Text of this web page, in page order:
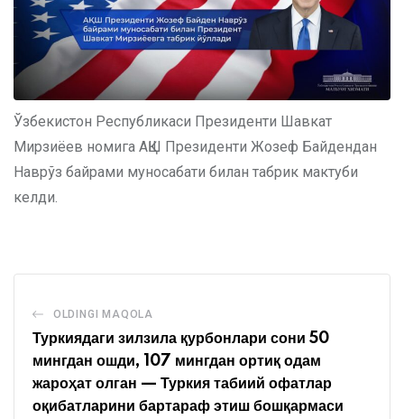
Ўзбекистон Республикаси Президенти Шавкат
Мирзиёев номига АҚШ Президенти Жозеф Байдендан
Наврўз байрами муносабати билан табрик мактуби
келди.
OLDINGI MAQOLA
Туркиядаги зилзила қурбонлари сони 50
мингдан ошди, 107 мингдан ортиқ одам
жароҳат олган — Туркия табиий офатлар
оқибатларини бартараф этиш бошқармаси